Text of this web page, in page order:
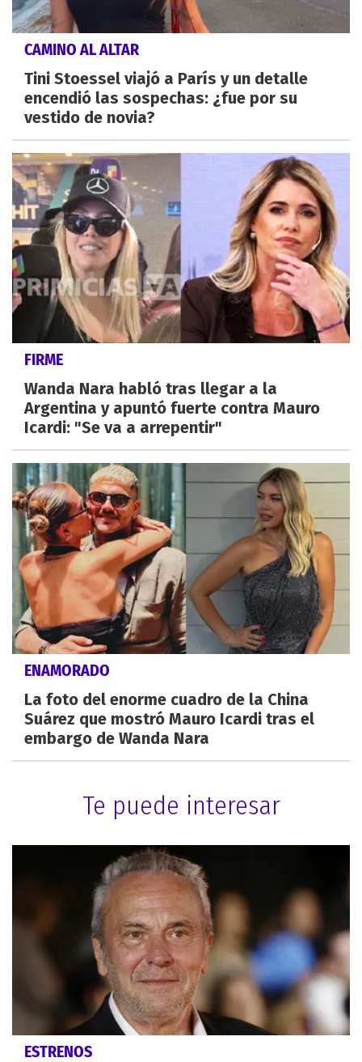
CAMINO AL ALTAR
Tini Stoessel viajó a París y un detalle
encendió las sospechas: ¿fue por su
vestido de novia?
FIRME
Wanda Nara habló tras llegar a la
Argentina y apuntó fuerte contra Mauro
Icardi: "Se va a arrepentir"
ENAMORADO
La foto del enorme cuadro de la China
Suárez que mostró Mauro Icardi tras el
embargo de Wanda Nara
Te puede interesar
ESTRENOS